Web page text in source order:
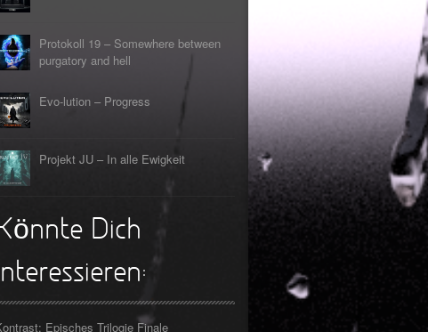
Protokoll 19 – Somewhere between
purgatory and hell
Evo-lution – Progress
Projekt JU – In alle Ewigkeit
Dich
Episches Trilogie Finale